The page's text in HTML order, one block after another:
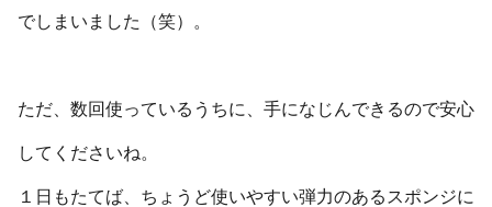
でしまいました（笑）。
ただ、数回使っているうちに、手になじんできるので安心
してくださいね。
１日もたてば、ちょうど使いやすい弾力のあるスポンジに